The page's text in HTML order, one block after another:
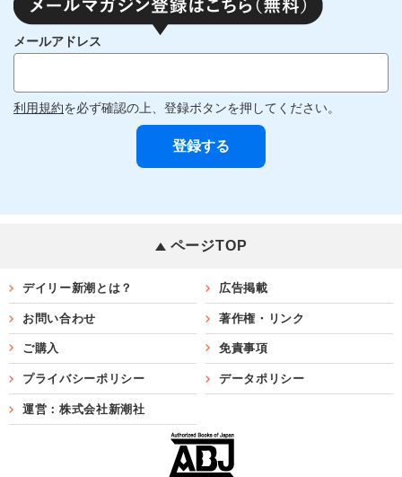
メールアドレス
利用規約を必ず確認の上、登録ボタンを押してください。
ページTOP
デイリー新潮とは？ 広告掲載
お問い合わせ 著作権・リンク
ご購入 免責事項
プライバシーポリシー データポリシー
運営：株式会社新潮社